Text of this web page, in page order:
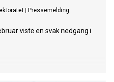
Pressemelding
viste en svak nedgang i